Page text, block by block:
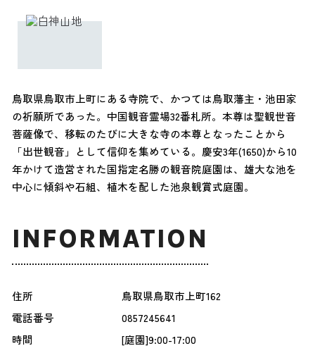
鳥取県鳥取市上町にある寺院で、かつては鳥取藩主・池田家
の祈願所であった。中国観音霊場32番札所。本尊は聖観世音
菩薩像で、移転のたびに大きな寺の本尊となったことから
「出世観音」として信仰を集めている。慶安3年(1650)から10
年かけて造営された国指定名勝の観音院庭園は、雄大な池を
中心に傾斜や石組、植木を配した池泉観賞式庭園。
INFORMATION
住所
鳥取県鳥取市上町162
電話番号
0857245641
時間
[庭園]9:00-17:00